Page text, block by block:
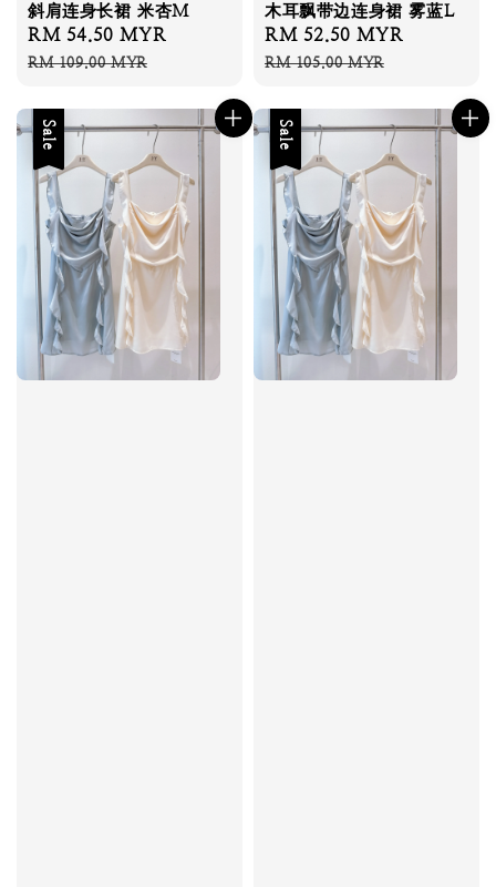
斜肩连身长裙 米杏M
Sale
price
RM 54.50 MYR
RM 109.00 MYR
木耳飘带边连身裙 雾蓝L
Sale
price
RM 52.50 MYR
RM 105.00 MYR
Sale Sale